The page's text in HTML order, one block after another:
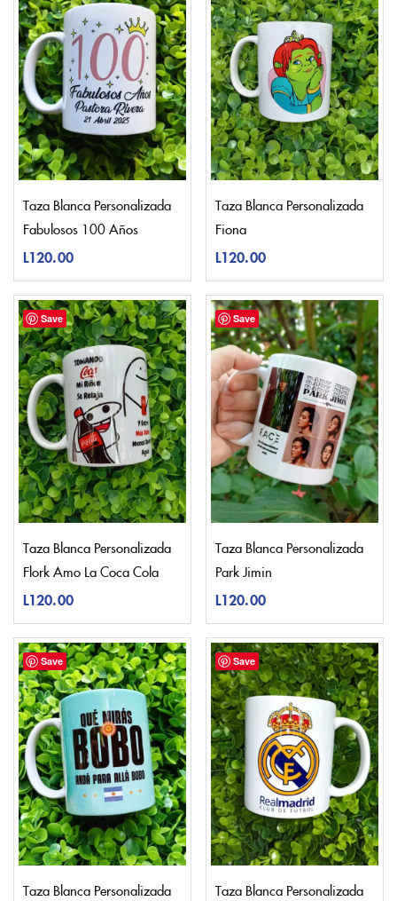
Taza Blanca Personalizada
Fabulosos 100 Años
L120.00
Taza Blanca Personalizada
Fiona
L120.00
Save
Taza Blanca Personalizada
Flork Amo La Coca Cola
L120.00
Save
Taza Blanca Personalizada
Park Jimin
L120.00
Save
Taza Blanca Personalizada
Save
Taza Blanca Personalizada